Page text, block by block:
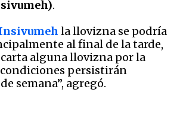
.
la llovizna se podría
al final de la tarde,
alguna llovizna por la
condiciones persistirán
semana”, agregó.